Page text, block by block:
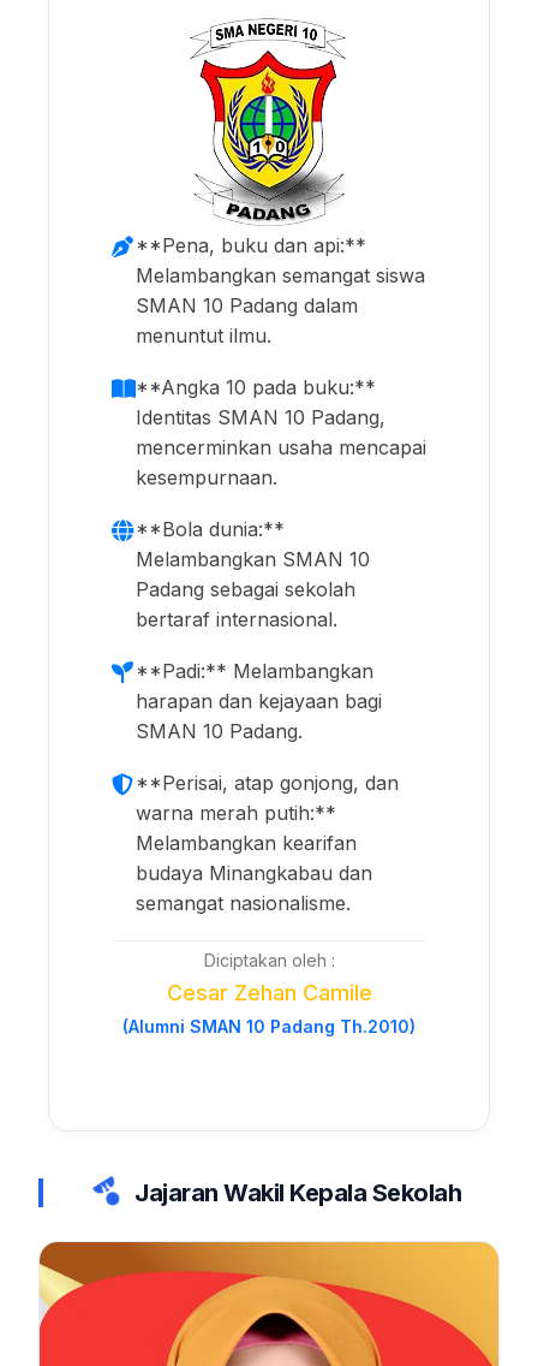
**Pena, buku dan api:**
Melambangkan semangat siswa
SMAN 10 Padang dalam
menuntut ilmu.
**Angka 10 pada buku:**
Identitas SMAN 10 Padang,
mencerminkan usaha mencapai
kesempurnaan.
**Bola dunia:**
Melambangkan SMAN 10
Padang sebagai sekolah
bertaraf internasional.
**Padi:** Melambangkan
harapan dan kejayaan bagi
SMAN 10 Padang.
**Perisai, atap gonjong, dan
warna merah putih:**
Melambangkan kearifan
budaya Minangkabau dan
semangat nasionalisme.
Diciptakan oleh :
Cesar Zehan Camile
(Alumni SMAN 10 Padang Th.2010)
Jajaran Wakil Kepala Sekolah